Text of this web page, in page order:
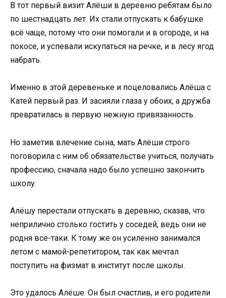
В тот первый визит Алёши в деревню ребятам было
по шестнадцать лет. Их стали отпускать к бабушке
всё чаще, потому что они помогали и в огороде, и на
покосе, и успевали искупаться на речке, и в лесу ягод
набрать.
Именно в этой деревеньке и поцеловались Алёша с
Катей первый раз. И засияли глаза у обоих, а дружба
превратилась в первую нежную привязанность.
Но заметив влечение сына, мать Алёши строго
поговорила с ним об обязательстве учиться, получать
профессию, сначала надо было успешно закончить
школу.
Алёшу перестали отпускать в деревню, сказав, что
неприлично столько гостить у соседей, ведь они не
родня всё-таки. К тому же он усиленно занимался
летом с мамой-репетитором, так как мечтал
поступить на физмат в институт после школы.
Это удалось Алёше. Он был счастлив, и его родители